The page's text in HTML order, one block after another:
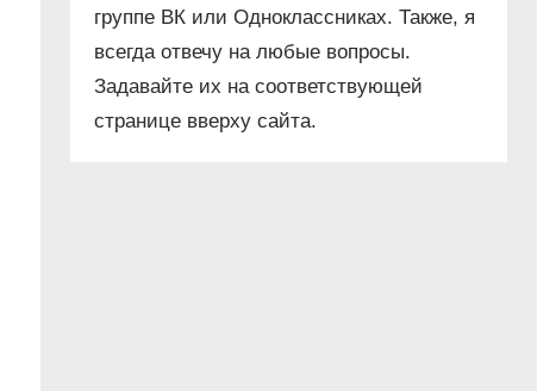
группе ВК или Одноклассниках. Также, я
всегда отвечу на любые вопросы.
Задавайте их на соответствующей
странице вверху сайта.